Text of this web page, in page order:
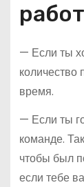
— Если ты
время.
— Если ты
команде.
чтобы был
если тебе